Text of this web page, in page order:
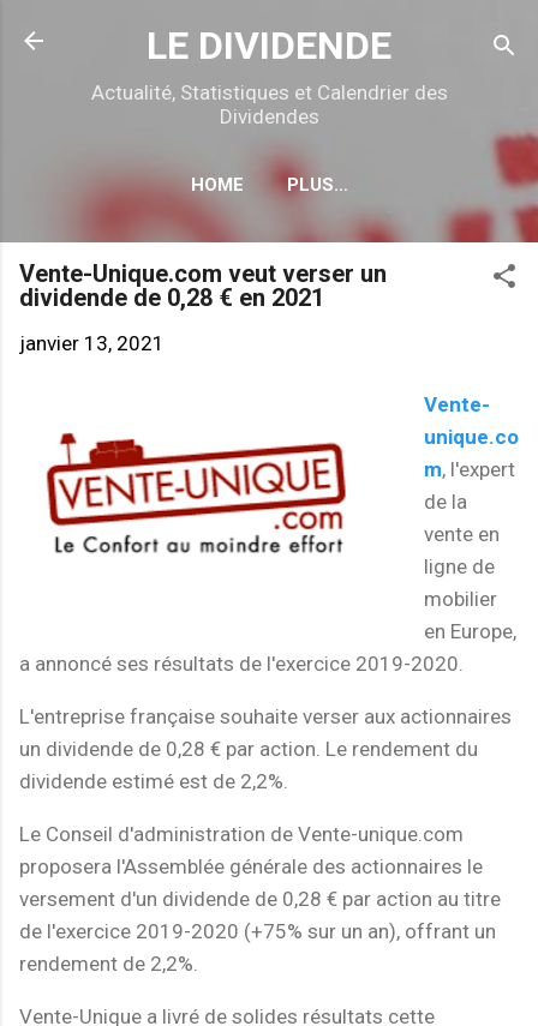
Accéder au contenu principal
LE DIVIDENDE
Actualité, Statistiques et Calendrier des
Dividendes
HOME PLUS…
CALENDRIER DÉTACHEMENTS
Vente-Unique.com veut verser un
dividende de 0,28 € en 2021
janvier 13, 2021
Vente-
unique.co
m, l'expert
de la
vente en
ligne de
mobilier
en Europe,
a annoncé ses résultats de l'exercice 2019-2020.
L'entreprise française souhaite verser aux actionnaires
un dividende de 0,28 € par action. Le rendement du
dividende estimé est de 2,2%.
Le Conseil d'administration de Vente-unique.com
proposera l'Assemblée générale des actionnaires le
versement d'un dividende de 0,28 € par action au titre
de l'exercice 2019-2020 (+75% sur un an), offrant un
rendement de 2,2%.
Vente-Unique a livré de solides résultats cette